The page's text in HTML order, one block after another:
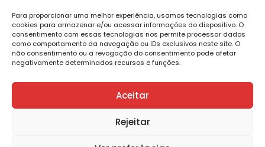
Para proporcionar uma melhor experiência, usamos tecnologias como
cookies para armazenar e/ou acessar informações do dispositivo. O
consentimento com essas tecnologias nos permite processar dados
como comportamento da navegação ou IDs exclusivos neste site. O
não consentimento ou a revogação do consentimento pode afetar
negativamente determinados recursos e funções.
Aceitar
Rejeitar